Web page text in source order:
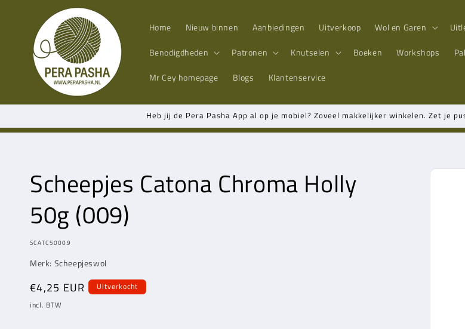
content Home Nieuw binnen Aanbiedingen Uitverkoop Wol en Garen
Benodigdheden
Patronen Knutselen Boeken Workshops
Mr Cey homepage Blogs Klantenservice
Heb jij de Pera Pasha App al op je mobiel? Zoveel makkelijker winkelen. Zet je
Scheepjes Catona Chroma Holly
50g (009)
MODEL:
SCATC50009
Merk: Scheepjeswol
Normale
prijs
€4,25 EUR
Uitverkocht
incl. BTW